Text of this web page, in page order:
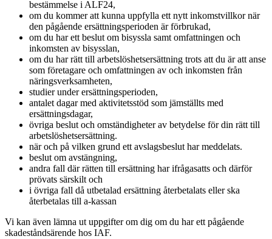
bestämmelse i ALF24,
om du kommer att kunna uppfylla ett nytt inkomstvillkor när
den pågående ersättningsperioden är förbrukad,
om du har ett beslut om bisyssla samt omfattningen och
inkomsten av bisysslan,
om du har rätt till arbetslöshetsersättning trots att du är att anse
som företagare och omfattningen av och inkomsten från
näringsverksamheten,
studier under ersättningsperioden,
antalet dagar med aktivitetsstöd som jämställts med
ersättningsdagar,
övriga beslut och omständigheter av betydelse för din rätt till
arbetslöshetsersättning.
när och på vilken grund ett avslagsbeslut har meddelats.
beslut om avstängning,
andra fall där rätten till ersättning har ifrågasatts och därför
prövats särskilt och
i övriga fall då utbetalad ersättning återbetalats eller ska
återbetalas till a-kassan
Vi kan även lämna ut uppgifter om dig om du har ett pågående
skadeståndsärende hos IAF.